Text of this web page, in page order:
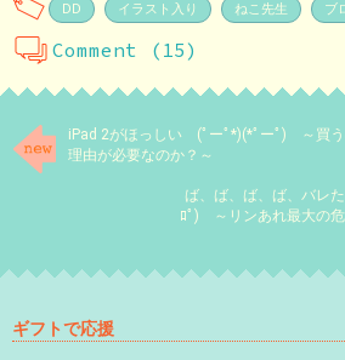
DD イラスト入り ねこ先生 ブ
Comment (15)
iPad 2がほっしい (ﾟーﾟ*)(*ﾟーﾟ) ～買
理由が必要なのか？～
ば、ば、ば、ば、バレ
ﾛﾟ) ～リンあれ最大の
ギフトで応援